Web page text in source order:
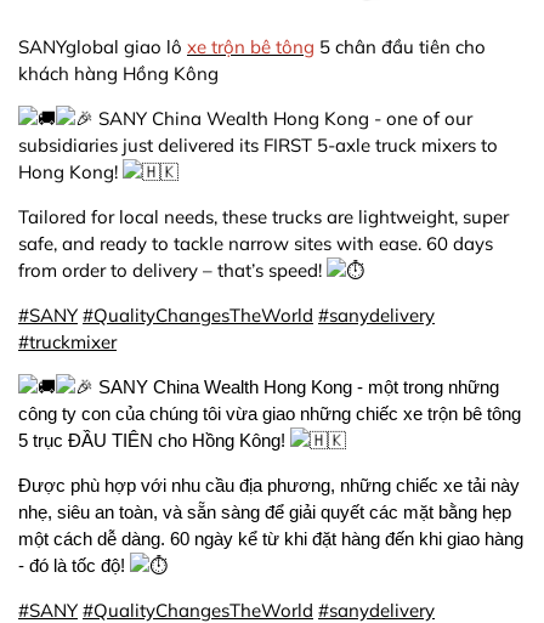
SANYglobal giao lô xe trộn bê tông 5 chân đầu tiên cho
khách hàng Hồng Kông
SANY China Wealth Hong Kong - one of our
subsidiaries just delivered its FIRST 5-axle truck mixers to
Hong Kong!
Tailored for local needs, these trucks are lightweight, super
safe, and ready to tackle narrow sites with ease. 60 days
from order to delivery – that’s speed!
#SANY #QualityChangesTheWorld #sanydelivery
#truckmixer
SANY China Wealth Hong Kong - một trong những
công ty con của chúng tôi vừa giao những chiếc xe trộn bê tông
5 trục ĐẦU TIÊN cho Hồng Kông!
Được phù hợp với nhu cầu địa phương, những chiếc xe tải này
nhẹ, siêu an toàn, và sẵn sàng để giải quyết các mặt bằng hẹp
một cách dễ dàng. 60 ngày kể từ khi đặt hàng đến khi giao hàng
- đó là tốc độ!
#SANY #QualityChangesTheWorld #sanydelivery